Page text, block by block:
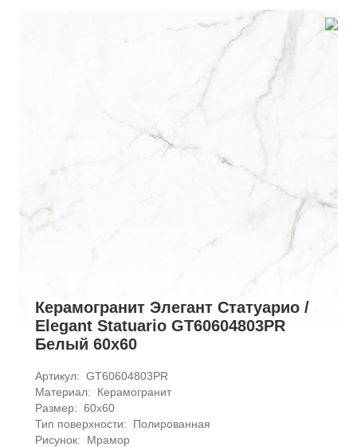
Керамогранит Элегант Статуарио /
Elegant Statuario GT60604803PR
Белый 60x60
Артикул: GT60604803PR
Материал:
Керамогранит
Размер: 60x60
Тип поверхности:
Полированная
Рисунок:
Мрамор